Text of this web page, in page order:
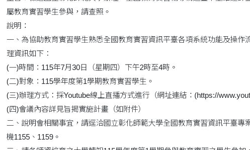
屬教育實習學生參與，請查照。
說明：
一、為協助教育實習學生熟悉全國教育實習資訊平臺各項系統功能及操
理資訊如下：
(一)時間：115年7月30日（星期四）下午2時至4時。
(二)對象：115學年度第1學期教育實習學生。
(三)辦理方式：採Youtube線上直播方式進行（網址連結：(https://
(四)會議內容詳見旨揭實施計畫（如附件）
二、說明會相關事宜，請逕洽國立彰化師範大學全國教育實習資訊平臺
機1155、1159。